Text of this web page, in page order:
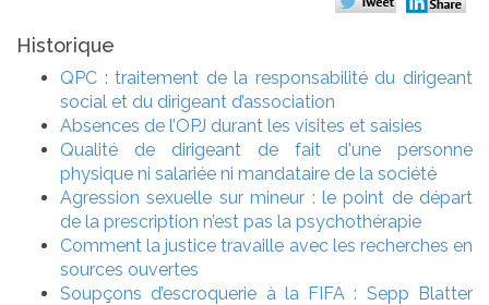
Historique
QPC : traitement de la responsabilité du dirigeant
social et du dirigeant d’association
Absences de l’OPJ durant les visites et saisies
Qualité de dirigeant de fait d'une personne
physique ni salariée ni mandataire de la société
Agression sexuelle sur mineur : le point de départ
de la prescription n’est pas la psychothérapie
Comment la justice travaille avec les recherches en
sources ouvertes
Soupçons d’escroquerie à la FIFA : Sepp Blatter